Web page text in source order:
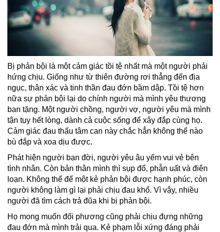
Bị phản bội là một cảm giác tồi tệ nhất mà một người phải
hứng chịu. Giống như từ thiên đường rơi thẳng đến địa
ngục, thân xác và tinh thần đau đớn bầm dập. Tồi tệ hơn
nữa sự phản bội lại do chính người mà mình yêu thương
ban tặng. Một người chồng, người vợ, người yêu mà mình
tận tụy hết lòng, dành cả cuộc sống để xây đắp cùng họ.
Cảm giác đau thấu tâm can này chắc hẳn không thể nào
bù đắp và xoa dịu được.
Phát hiện người bạn đời, người yêu âu yếm vui vẻ bên
tình nhân. Còn bản thân mình thì sụp đổ, phẫn uất và điên
loạn. Không thể để một kẻ phản bội được hạnh phúc, còn
người không làm gì lại phải chịu đau khổ. Vì vậy, nhiều
người đã tìm cách trả đũa khi bị phản bội.
Họ mong muốn đối phương cũng phải chịu đựng những
đau đớn mà mình trải qua. Kẻ phạm lỗi xứng đáng phải